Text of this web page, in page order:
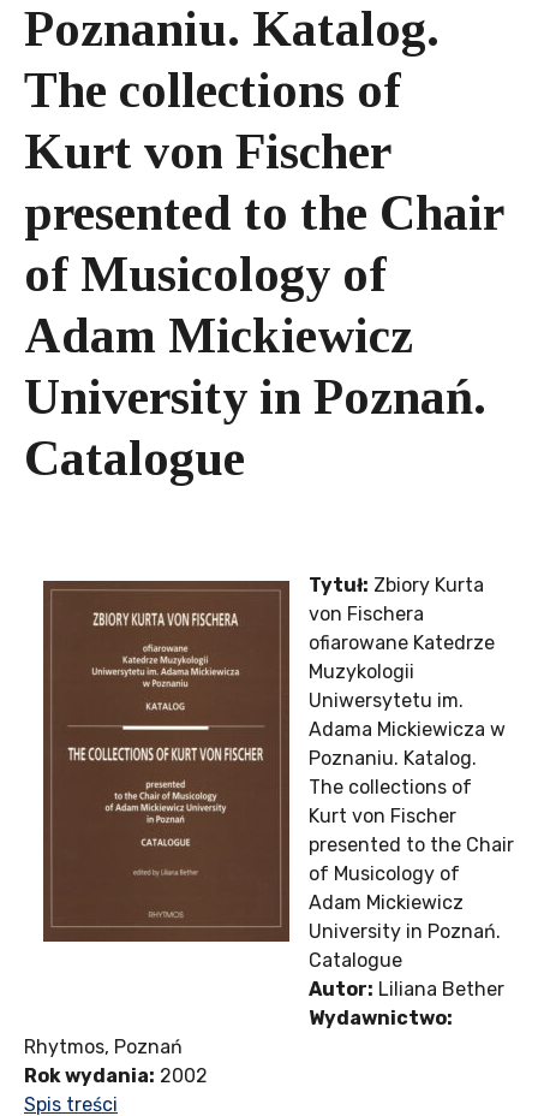
Poznaniu. Katalog.
The collections of
Kurt von Fischer
presented to the Chair
of Musicology of
Adam Mickiewicz
University in Poznań.
Catalogue
Tytuł: Zbiory Kurta
von Fischera
ofiarowane Katedrze
Muzykologii
Uniwersytetu im.
Adama Mickiewicza w
Poznaniu. Katalog.
The collections of
Kurt von Fischer
presented to the Chair
of Musicology of
Adam Mickiewicz
University in Poznań.
Catalogue
Autor: Liliana Bether
Wydawnictwo:
Rhytmos, Poznań
Rok wydania: 2002
Spis treści